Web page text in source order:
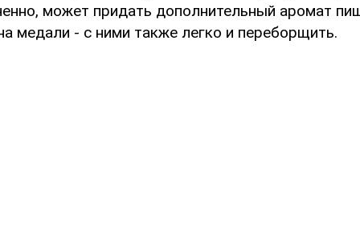
может придать дополнительный аромат
медали - с ними также легко и переборщить.